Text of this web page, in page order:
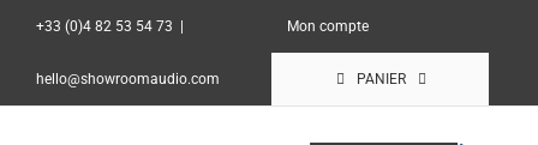
+33 (0)4 82 53 54 73
hello@showroomaudio.com
Mon compte
PANIER